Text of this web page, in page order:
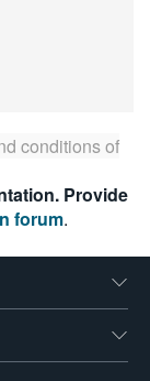
conditions of
Provide
forum.